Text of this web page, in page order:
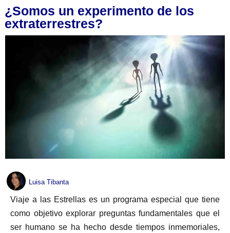
¿Somos un experimento de los
extraterrestres?
Luisa Tibanta
Viaje a las Estrellas es un programa especial que tiene
como objetivo explorar preguntas fundamentales que el
ser humano se ha hecho desde tiempos inmemoriales,